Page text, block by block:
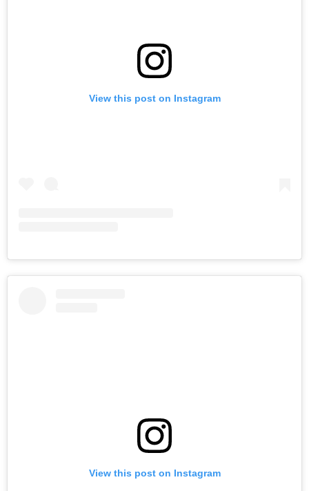
View this post on Instagram
View this post on Instagram